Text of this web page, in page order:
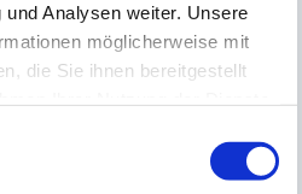
Analysen weiter. Unsere
möglicherweise mit
die Sie ihnen bereitgestellt